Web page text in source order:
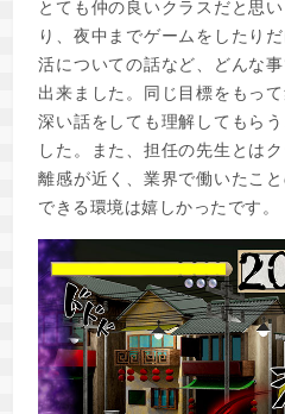
とても仲の良いクラスだと思
り、夜中までゲームをしたり
活についての話など、どんな
出来ました。同じ目標をもっ
深い話をしても理解してもら
した。また、担任の先生とは
離感が近く、業界で働いたこ
できる環境は嬉しかったです。